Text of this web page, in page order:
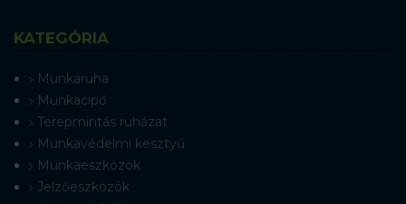
KATEGÓRIA
Munkaruha
Munkacipő
Terepmintás ruházat
Munkavédelmi kesztyű
Munkaeszközök
Jelzőeszközök